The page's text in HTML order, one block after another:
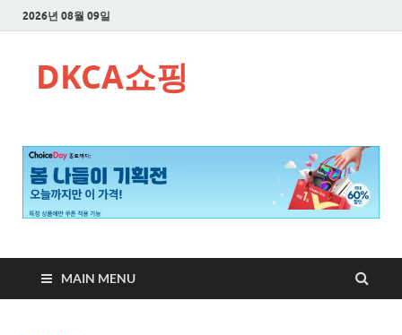
2026년 08월 09일
DKCA쇼핑
MAIN MENU